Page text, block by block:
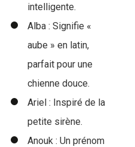
intelligente.
Alba : Signifie «
aube » en latin,
parfait pour une
chienne douce.
Ariel : Inspiré de la
petite sirène.
Anouk : Un prénom